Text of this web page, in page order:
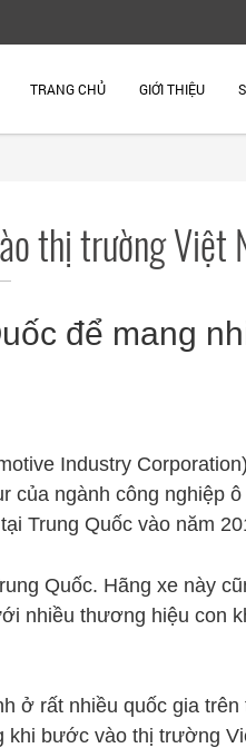
TRANG CHỦ GIỚI THIỆU
thị trường Việt
để mang
Industry
ngành công nghiệp
Trung Quốc vào năm
Quốc. Hãng xe này
nhiều thương hiệu con
ở rất nhiều quốc gia
bước vào thị trường